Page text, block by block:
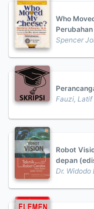
Who
Spencer
Fauzi, Latif
Robot
depan
Dr. Widodo